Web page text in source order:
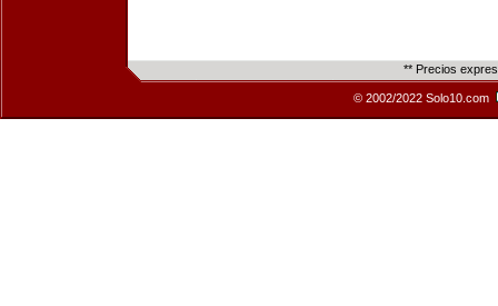
** Precios
© 2002/2022 Solo10.com